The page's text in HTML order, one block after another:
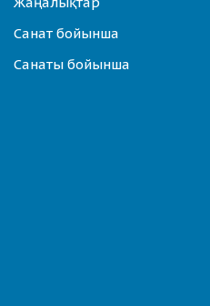
Санат бойынша
Санаты бойынша